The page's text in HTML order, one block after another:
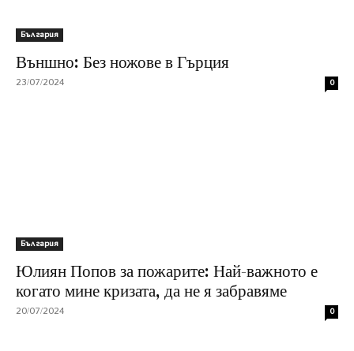
България
Външно: Без ножове в Гърция
23/07/2024 0
България
Юлиян Попов за пожарите: Най-важното е
когато мине кризата, да не я забравяме
20/07/2024 0